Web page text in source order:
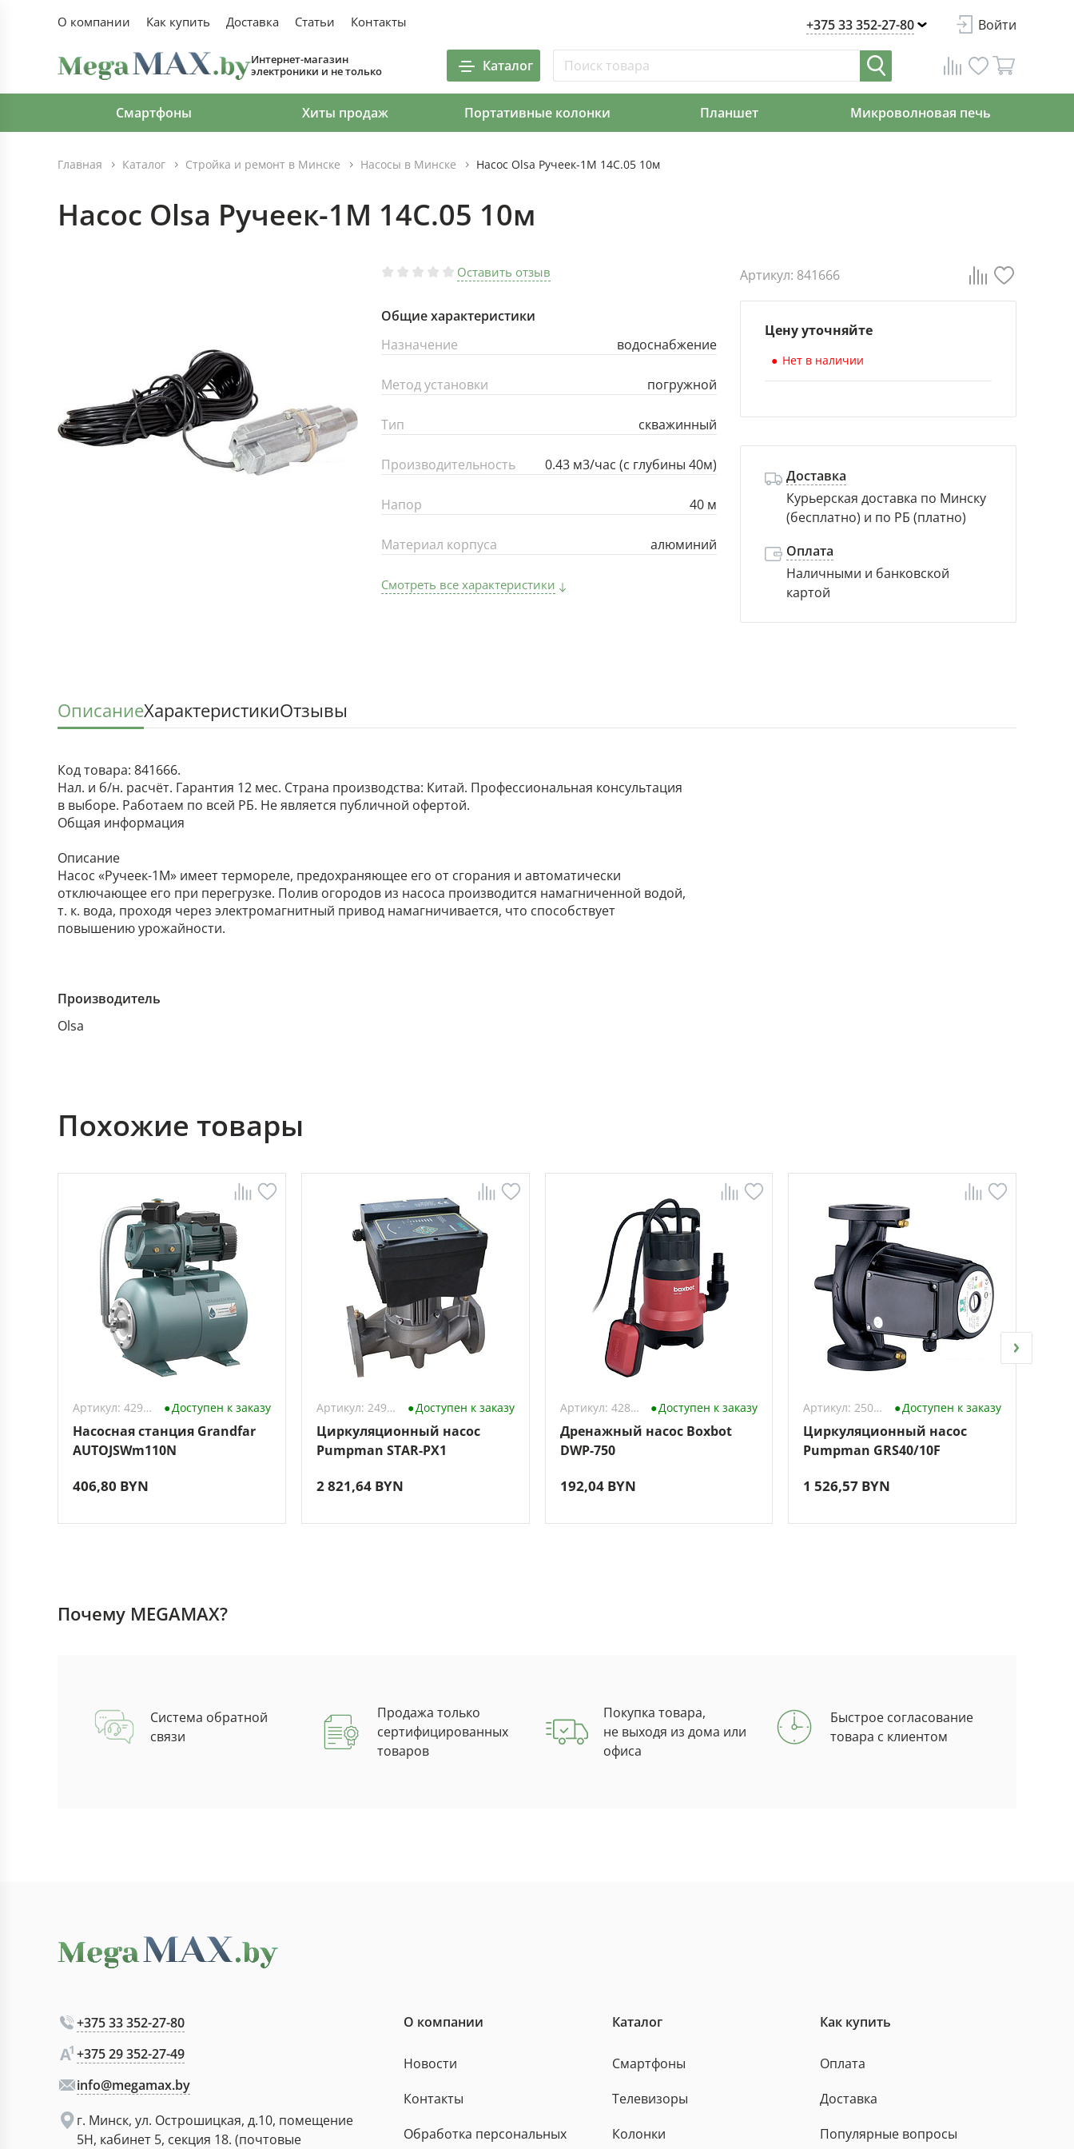
О компании Как купить Доставка Статьи Контакты +375 33 352-27-80 Войти
Интернет-магазин
электроники и не только
Каталог
Смартфоны Хиты продаж Портативные колонки Планшет Микроволновая печь
Главная Каталог Стройка и ремонт в Минске Насосы в Минске Насос Olsa Ручеек-1М 14С.05 10м
Насос Olsa Ручеек-1М 14С.05 10м
Оставить отзыв
Общие характеристики
Назначение
водоснабжение
Метод установки погружной
Тип скважинный
Производительность 0.43 м3/час (с глубины 40м)
Напор 40 м
Материал корпуса алюминий
Смотреть все характеристики
Артикул: 841666
Цену уточняйте
Нет в наличии
Доставка
Курьерская доставка по Минску
(бесплатно) и по РБ (платно)
Оплата
Наличными и банковской
картой
ОписаниеХарактеристикиОтзывы
Код товара: 841666.
Нал. и б/н. расчёт. Гарантия 12 мес. Страна производства: Китай. Профессиональная консультация
в выборе. Работаем по всей РБ. Не является публичной офертой.
Общая информация
Описание
Насос «Ручеек-1М» имеет термореле, предохраняющее его от сгорания и автоматически
отключающее его при перегрузке. Полив огородов из насоса производится намагниченной водой,
т. к. вода, проходя через электромагнитный привод намагничивается, что способствует
повышению урожайности.
Производитель
Olsa
Похожие товары
Артикул: 4297077 Доступен к заказу
Насосная станция Grandfar
AUTOJSWm110N
406,80 BYN
Артикул: 2491734 Доступен к заказу
Циркуляционный насос
Pumpman STAR-PX1
2 821,64 BYN
Артикул: 4289142 Доступен к заказу
Дренажный насос Boxbot
DWP-750
192,04 BYN
Артикул: 2500237 Доступен к заказу
Циркуляционный насос
Pumpman GRS40/10F
1 526,57 BYN
Почему MEGAMAX?
Система обратной
связи
Продажа только
сертифицированных
товаров
Покупка товара,
не выходя из дома или
офиса
Быстрое согласование
товара с клиентом
+375 33 352-27-80
+375 29 352-27-49
info@megamax.by
г. Минск, ул. Острошицкая, д.10, помещение
5Н, кабинет 5, секция 18. (почтовые
О компании
Новости
Контакты
Обработка персональных
Каталог
Смартфоны
Телевизоры
Колонки
Как купить
Оплата
Доставка
Популярные вопросы